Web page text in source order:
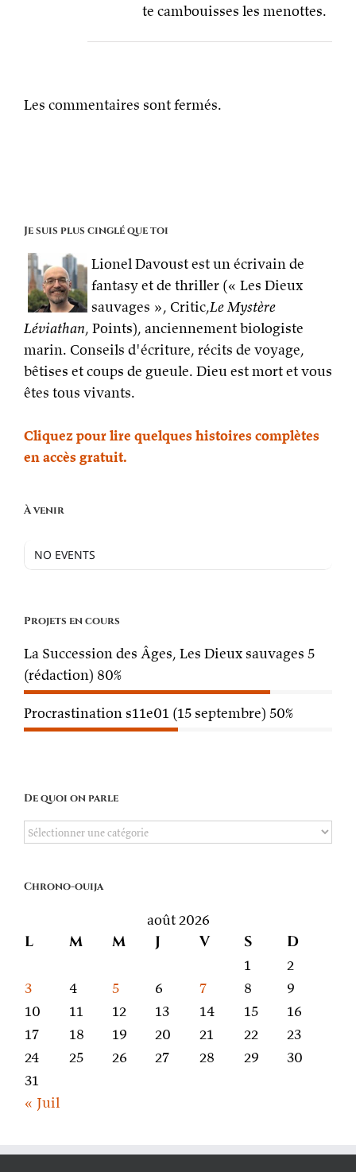
te cambouisses les menottes.
Les commentaires sont fermés.
Je suis plus cinglé que toi
Lionel Davoust est un écrivain de
fantasy et de thriller (« Les Dieux
sauvages », Critic,Le Mystère
Léviathan, Points), anciennement biologiste
marin. Conseils d'écriture, récits de voyage,
bêtises et coups de gueule. Dieu est mort et vous
êtes tous vivants.
Cliquez pour lire quelques histoires complètes
en accès gratuit.
À venir
NO EVENTS
Projets en cours
La Succession des Âges, Les Dieux sauvages 5
(rédaction) 80%
Procrastination s11e01 (15 septembre) 50%
De quoi on parle
De
parle
Chrono-ouija
août 2026
L M M J V S D
1
2
3
4 5 6 7 8
9
10
11 12 13 14 15
16
17
18 19 20 21 22
23
24
25 26 27 28 29
30
31
« Juil